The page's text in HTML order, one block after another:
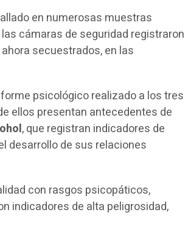
en numerosas muestras
cámaras de seguridad registraron
secuestrados, en las
psicológico realizado a los tres
ellos presentan antecedentes de
, que registran indicadores de
desarrollo de sus relaciones
con rasgos psicopáticos,
indicadores de alta peligrosidad,